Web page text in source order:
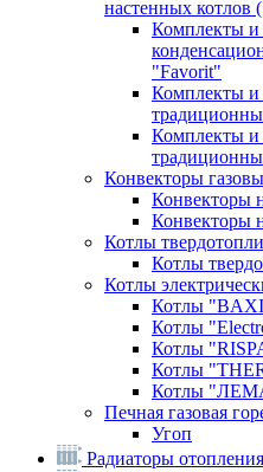
настенных котлов
Комплекты и
"Favorit"
Комплекты и
Комплекты и
Конвекторы
Конвекторы
Конвекторы
Котлы
Котлы
Котлы
Котлы
Котлы
Котлы
Котлы
Котлы
Печная газовая
Угоп
Радиаторы